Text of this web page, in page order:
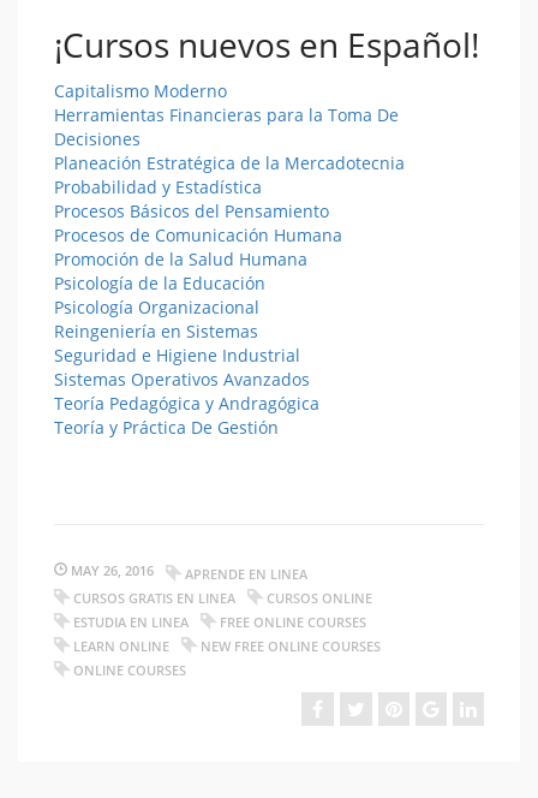
¡Cursos nuevos en Español!
Capitalismo Moderno
Herramientas Financieras para la Toma De
Decisiones
Planeación Estratégica de la Mercadotecnia
Probabilidad y Estadística
Procesos Básicos del Pensamiento
Procesos de Comunicación Humana
Promoción de la Salud Humana
Psicología de la Educación
Psicología Organizacional
Reingeniería en Sistemas
Seguridad e Higiene Industrial
Sistemas Operativos Avanzados
Teoría Pedagógica y Andragógica
Teoría y Práctica De Gestión
MAY 26, 2016
APRENDE EN LINEA
CURSOS GRATIS EN LINEA
CURSOS ONLINE
ESTUDIA EN LINEA
FREE ONLINE COURSES
LEARN ONLINE
NEW FREE ONLINE COURSES
ONLINE COURSES